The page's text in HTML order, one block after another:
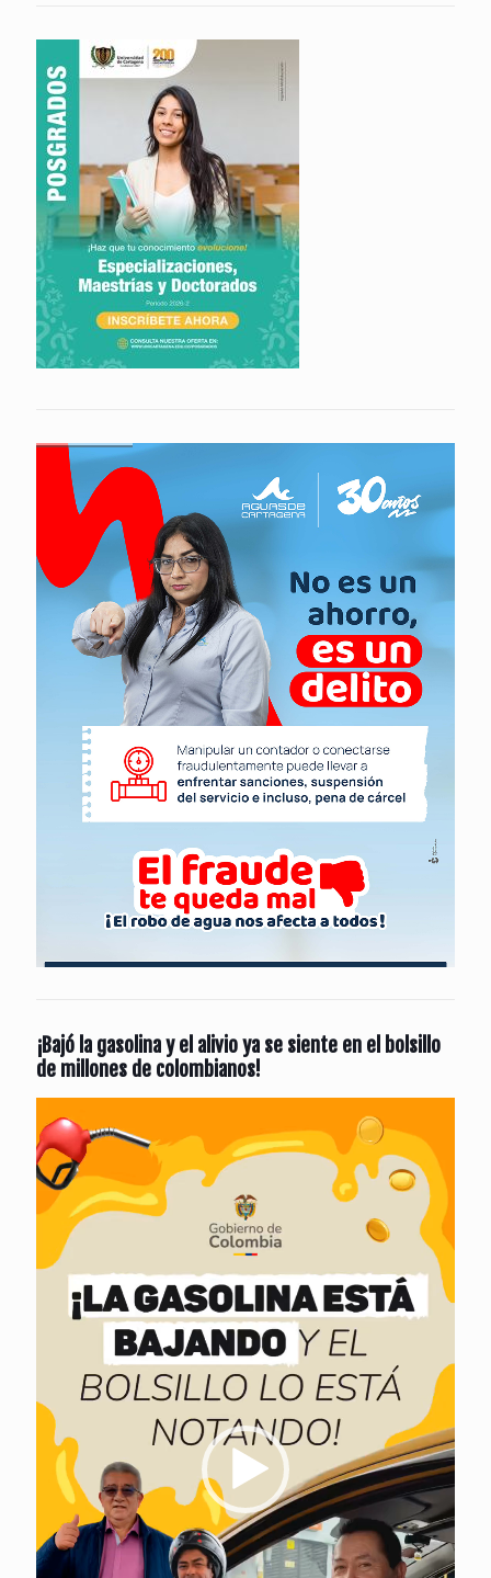
¡Bajó la gasolina y el alivio ya se siente en el bolsillo
de millones de colombianos!
de
vídeo